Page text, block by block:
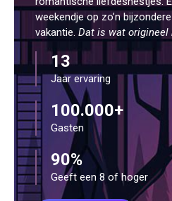
weekendje op zo’n
vakantie. Dat is wat origineel
13
Jaar ervaring
100.000+
Gasten
90%
Geeft een 8 of hoger